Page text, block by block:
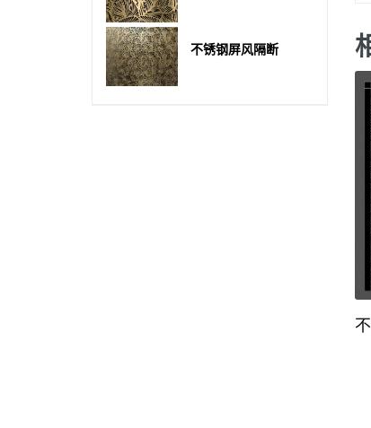
不锈钢屏风隔断